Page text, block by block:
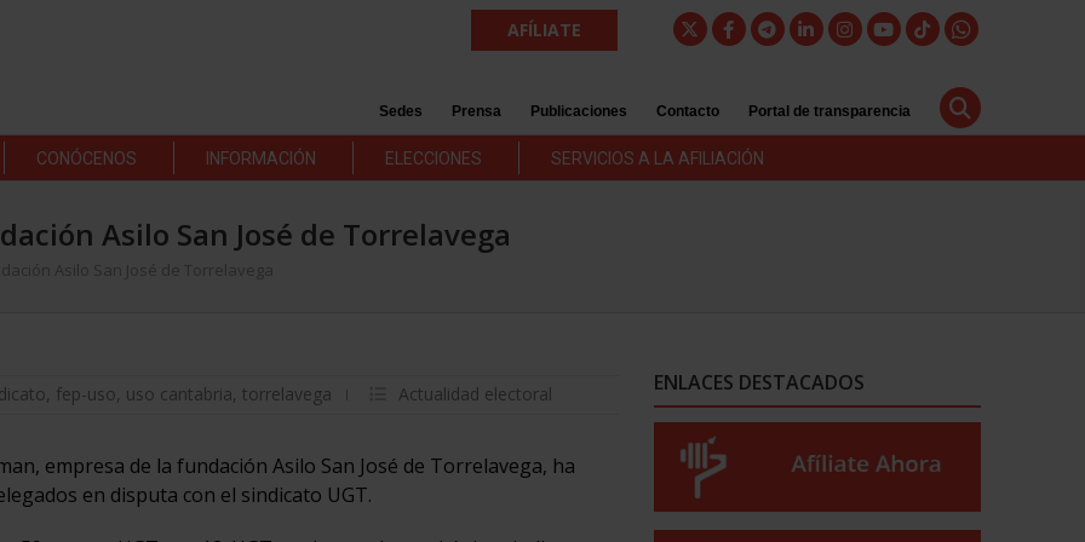
AFÍLIATE
Sedes Prensa Publicaciones Contacto Portal de transparencia
CONÓCENOS INFORMACIÓN ELECCIONES SERVICIOS A LA AFILIACIÓN
Asilo San José de Torrelavega
Asilo San José de Torrelavega
, fep-uso, uso cantabria, torrelavega Actualidad electoral
empresa de la fundación Asilo San José de Torrelavega, ha
en disputa con el sindicato UGT.
ENLACES DESTACADOS